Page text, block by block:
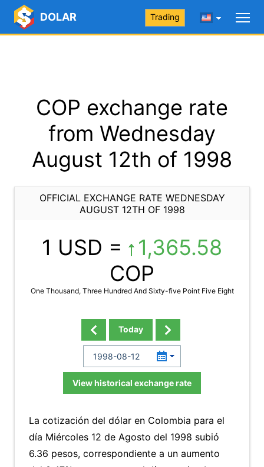
DOLAR Trading
COP exchange rate
from Wednesday
August 12th of 1998
OFFICIAL EXCHANGE RATE WEDNESDAY
AUGUST 12TH OF 1998
1 USD =
1,365.58
COP
One Thousand, Three Hundred And Sixty-five Point Five Eight
Today
View historical exchange rate
La cotización del dólar en Colombia para el
día Miércoles 12 de Agosto del 1998 subió
6.36 pesos, correspondiente a un aumento